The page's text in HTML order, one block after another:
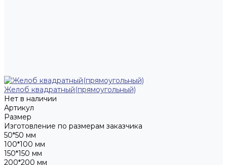
Желоб квадратный(прямоугольный)
Нет в наличии
Артикул
Размер
Изготовление по размерам заказчика
50*50 мм
100*100 мм
150*150 мм
200*200 мм